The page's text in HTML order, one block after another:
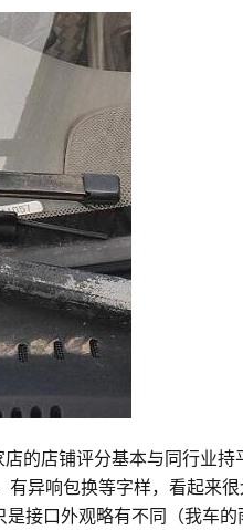
的店铺评分基本与同行业
异响包换等字样，看起来很
接口外观略有不同（我车